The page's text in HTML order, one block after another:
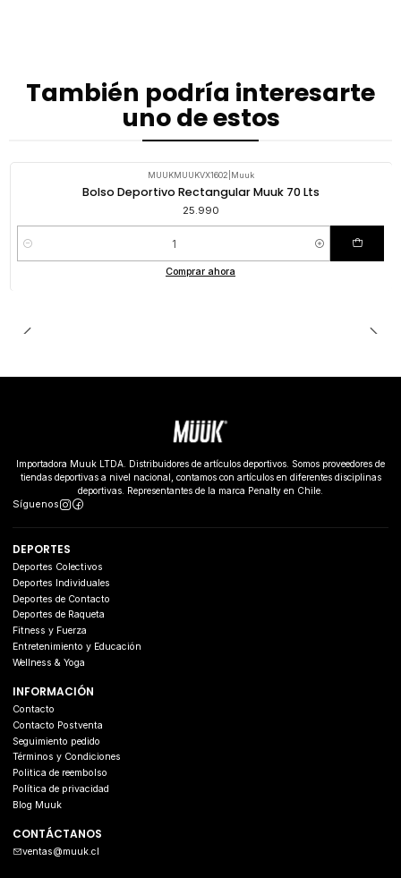
También podría interesarte
uno de estos
MUUKMUUKVX1602 Muuk
Bolso Deportivo Rectangular Muuk 70 Lts
25.990
Cantidad
Comprar ahora
Importadora Muuk LTDA. Distribuidores de artículos deportivos. Somos proveedores de
tiendas deportivas a nivel nacional, contamos con artículos en diferentes disciplinas
deportivas. Representantes de la marca Penalty en Chile.
Síguenos
DEPORTES
Deportes Colectivos
Deportes Individuales
Deportes de Contacto
Deportes de Raqueta
Fitness y Fuerza
Entretenimiento y Educación
Wellness & Yoga
INFORMACIÓN
Contacto
Contacto Postventa
Seguimiento pedido
Términos y Condiciones
Politica de reembolso
Política de privacidad
Blog Muuk
CONTÁCTANOS
ventas@muuk.cl